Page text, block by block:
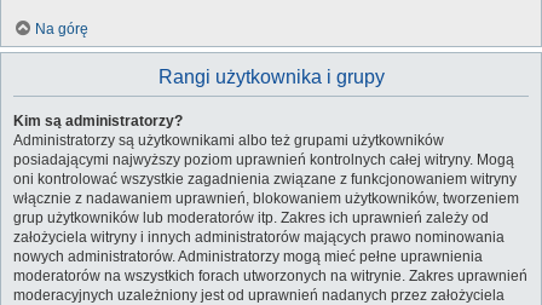
Na górę
Rangi użytkownika i grupy
Kim są administratorzy?
Administratorzy są użytkownikami albo też grupami użytkowników
posiadającymi najwyższy poziom uprawnień kontrolnych całej witryny. Mogą
oni kontrolować wszystkie zagadnienia związane z funkcjonowaniem witryny
włącznie z nadawaniem uprawnień, blokowaniem użytkowników, tworzeniem
grup użytkowników lub moderatorów itp. Zakres ich uprawnień zależy od
założyciela witryny i innych administratorów mających prawo nominowania
nowych administratorów. Administratorzy mogą mieć pełne uprawnienia
moderatorów na wszystkich forach utworzonych na witrynie. Zakres uprawnień
moderacyjnych uzależniony jest od uprawnień nadanych przez założyciela